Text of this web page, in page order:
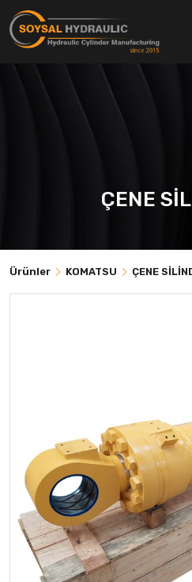
ÇENE
Ürünler KOMATSU ÇENE